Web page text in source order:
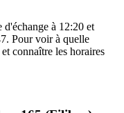
à 12:20 et
Pour voir à quelle
connaître les horaires